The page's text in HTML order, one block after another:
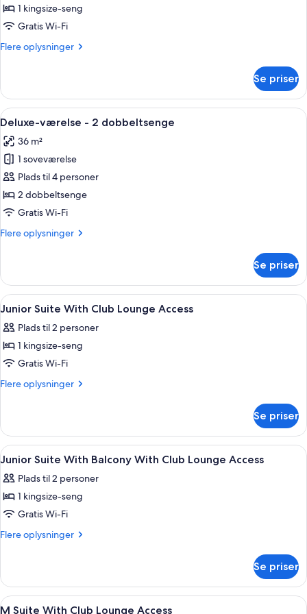
Deluxe-
værelse
-
seng
1 kingsize-seng
Gratis Wi-Fi
Flere oplysninger
Flere
værelse
1
seng
Se priser
Indlæs
alle
billeder
af
Deluxe-
værelse
-
dobbeltsenge
Et hotelværelse med en stor seng,
10
Deluxe-værelse - 2 dobbeltsenge
36 m²
1 soveværelse
Plads til 4 personer
2 dobbeltsenge
Gratis Wi-Fi
Flere oplysninger
Flere
værelse
2
Se priser
Indlæs
alle
billeder
af
Junior
Suite
Lounge
Access
Premium-sengetøj, Select Comfort-
6
Junior Suite With Club Lounge Access
Plads til 2 personer
1 kingsize-seng
Gratis Wi-Fi
Flere oplysninger
Flere
Suite
With
Club
Access
Se priser
Indlæs
alle
billeder
af
Junior
Suite
With
Club
Lounge
Premium-sengetøj, Select Comfort-
6
Junior Suite With Balcony With Club Lounge Access
Plads til 2 personer
1 kingsize-seng
Gratis Wi-Fi
Flere oplysninger
Flere
Suite
With
Balcony
Se priser
Indlæs
Premium-sengetøj, Select Comfort-
6
M Suite With Club Lounge Access